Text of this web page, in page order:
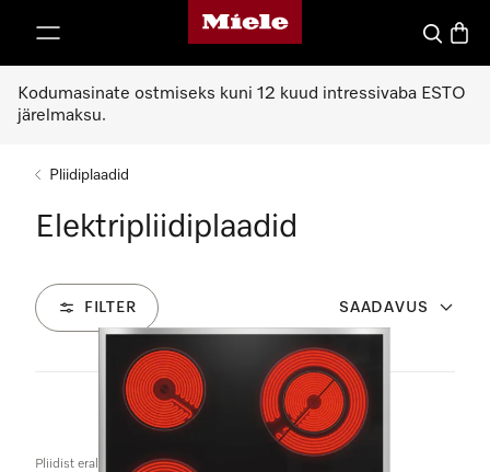
Miele avaleht
Search
Kodumasinate ostmiseks kuni 12 kuud intressivaba ESTO
järelmaksu.
Pliidiplaadid
Elektripliidiplaadid
FILTER SAADAVUS
Tooted
Pliidist eraldi elektriline pliidiplaat